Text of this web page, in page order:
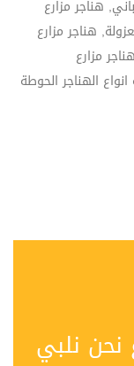
هناجر مزارع
هناجر مزارع
مزارع
الهناجر الحوطة
نحن نلبي